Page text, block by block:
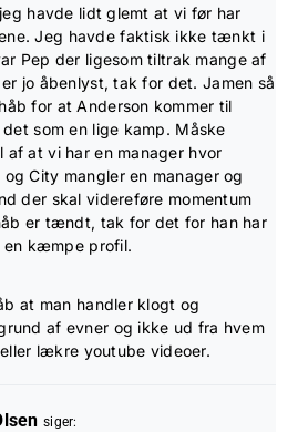
havde lidt glemt at vi før har
Jeg havde faktisk ikke tænkt i
Pep der ligesom tiltrak mange af
jo åbenlyst, tak for det. Jamen så
for at Anderson kommer til
som en lige kamp. Måske
af at vi har en manager hvor
City mangler en manager og
der skal videreføre momentum
er tændt, tak for det for han har
en kæmpe profil.
at man handler klogt og
af evner og ikke ud fra hvem
lækre youtube videoer.
siger: